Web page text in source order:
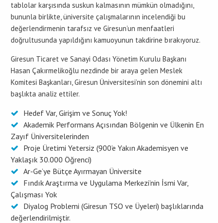
tablolar karşısında suskun kalmasının mümkün olmadığını,
bununla birlikte, üniversite çalışmalarının incelendiği bu
değerlendirmenin tarafsız ve Giresun’un menfaatleri
doğrultusunda yapıldığını kamuoyunun takdirine bırakıyoruz.
Giresun Ticaret ve Sanayi Odası Yönetim Kurulu Başkanı
Hasan Çakırmelikoğlu nezdinde bir araya gelen Meslek
Komitesi Başkanları, Giresun Üniversitesi’nin son dönemini altı
başlıkta analiz ettiler.
Hedef Var, Girişim ve Sonuç Yok!
Akademik Performans Açısından Bölgenin ve Ülkenin En
Zayıf Üniversitelerinden
Proje Üretimi Yetersiz (900’e Yakın Akademisyen ve
Yaklaşık 30.000 Öğrenci)
Ar-Ge’ye Bütçe Ayırmayan Üniversite
Fındık Araştırma ve Uygulama Merkezi’nin İsmi Var,
Çalışması Yok
Diyalog Problemi (Giresun TSO ve Üyeleri) başlıklarında
değerlendirilmiştir.